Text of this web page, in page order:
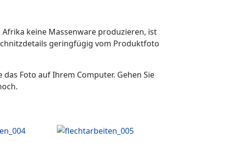
keine Massenware produzieren, ist
geringfügig vom Produktfoto
Foto auf Ihrem Computer. Gehen Sie